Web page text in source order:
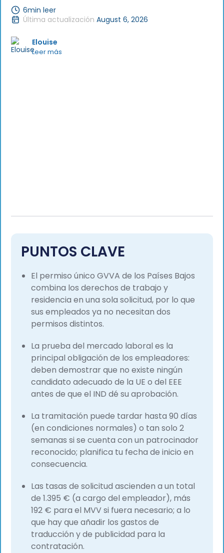
6min leer
Última actualización August 6, 2026
Elouise
Leer más
PUNTOS CLAVE
El permiso único GVVA de los Países Bajos
combina los derechos de trabajo y
residencia en una sola solicitud, por lo que
sus empleados ya no necesitan dos
permisos distintos.
La prueba del mercado laboral es la
principal obligación de los empleadores:
deben demostrar que no existe ningún
candidato adecuado de la UE o del EEE
antes de que el IND dé su aprobación.
La tramitación puede tardar hasta 90 días
(en condiciones normales) o tan solo 2
semanas si se cuenta con un patrocinador
reconocido; planifica tu fecha de inicio en
consecuencia.
Las tasas de solicitud ascienden a un total
de 1.395 € (a cargo del empleador), más
192 € para el MVV si fuera necesario; a lo
que hay que añadir los gastos de
traducción y de publicidad para la
contratación.